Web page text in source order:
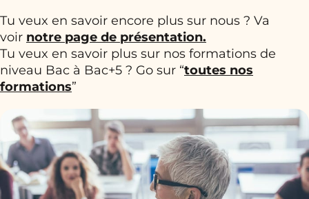
Tu veux en savoir encore plus sur nous ? Va
voir notre page de présentation.
Tu veux en savoir plus sur nos formations de
niveau Bac à Bac+5 ? Go sur “toutes nos
formations”